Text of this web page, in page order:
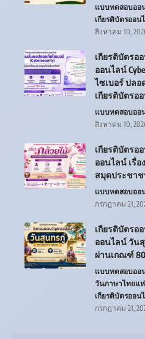
แบบทดสอบออ
เกียรติบัตรออ
สิงหาคม 10,
เกียรติบัตรอ
ออนไลน์
ไซเบอร์ ปลอ
เกียรติบัตรอ
แบบทดสอบออ
สิงหาคม 10,
เกียรติบัตรอ
ออนไลน์ เรื่อ
สมุดประชาช
แบบทดสอบออ
กรกฎาคม 21,
เกียรติบัตรอ
ออนไลน์ วัน
ผ่านเกณฑ์
แบบทดสอบออ
วันภาษาไทยแ
เกียรติบัตรออ
กรกฎาคม 21,